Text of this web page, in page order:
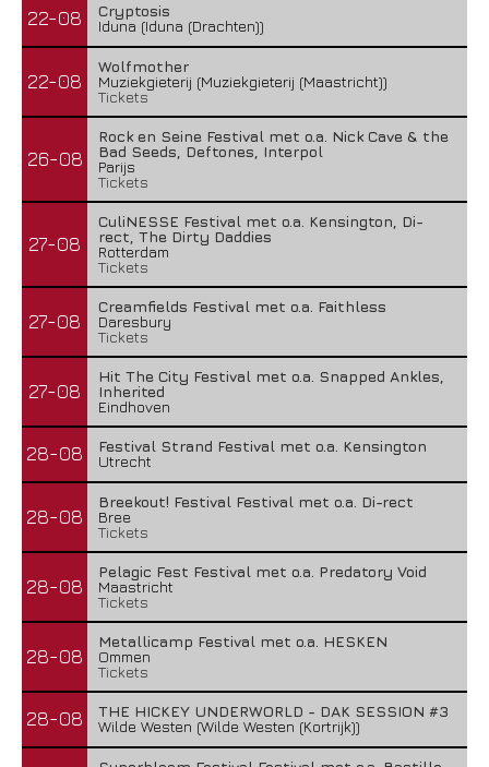
22-08
Cryptosis
Iduna (Iduna (Drachten))
22-08
Wolfmother
Muziekgieterij (Muziekgieterij (Maastricht))
Tickets
26-08
Rock en Seine Festival met o.a. Nick Cave & the
Bad Seeds, Deftones, Interpol
Parijs
Tickets
27-08
CuliNESSE Festival met o.a. Kensington, Di-
rect, The Dirty Daddies
Rotterdam
Tickets
27-08
Creamfields Festival met o.a. Faithless
Daresbury
Tickets
27-08
Hit The City Festival met o.a. Snapped Ankles,
Inherited
Eindhoven
28-08
Festival Strand Festival met o.a. Kensington
Utrecht
28-08
Breekout! Festival Festival met o.a. Di-rect
Bree
Tickets
28-08
Pelagic Fest Festival met o.a. Predatory Void
Maastricht
Tickets
28-08
Metallicamp Festival met o.a. HESKEN
Ommen
Tickets
28-08
THE HICKEY UNDERWORLD - DAK SESSION #3
Wilde Westen (Wilde Westen (Kortrijk))